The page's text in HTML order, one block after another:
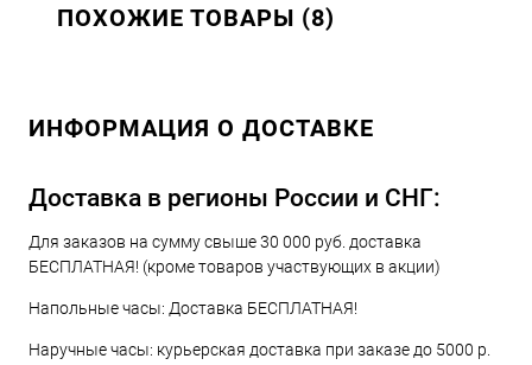
ПОХОЖИЕ ТОВАРЫ (8)
ИНФОРМАЦИЯ О ДОСТАВКЕ
Доставка в регионы России и СНГ:
Для заказов на сумму свыше 30 000 руб. доставка
БЕСПЛАТНАЯ! (кроме товаров участвующих в акции)
Напольные часы: Доставка БЕСПЛАТНАЯ!
Наручные часы: курьерская доставка при заказе до 5000 р.